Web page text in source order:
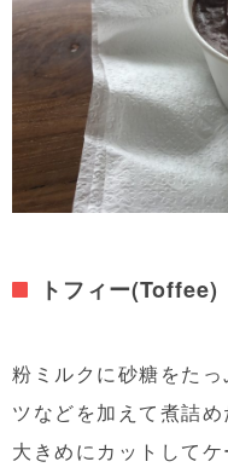
トフィー(Toffee)
粉ミルクに砂糖をた
ツなどを加えて煮詰め
大きめにカットして